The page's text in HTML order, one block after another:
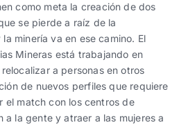
como meta la creación de dos
se pierde a raíz de la
minería va en ese camino. El
Mineras está trabajando en
a personas en otros
de nuevos perfiles que requiere
el match con los centros de
a la gente y atraer a las mujeres a